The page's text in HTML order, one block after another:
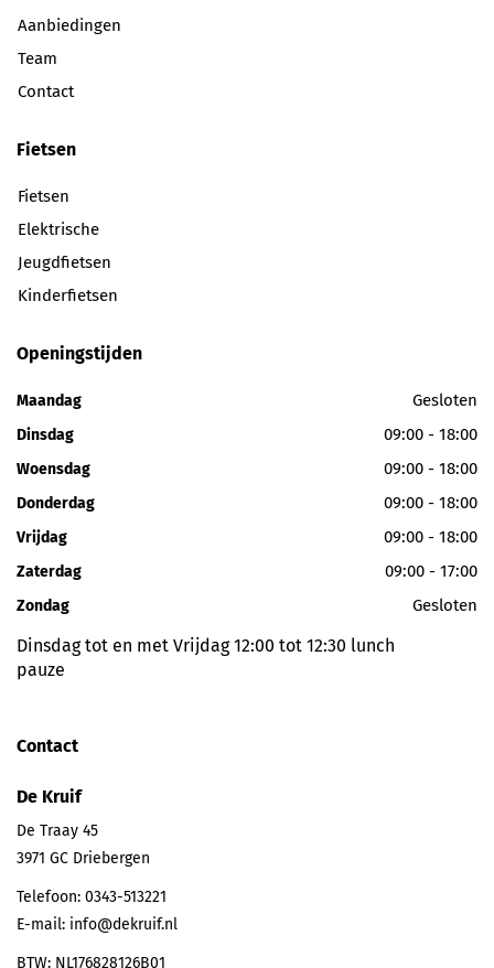
Aanbiedingen
Team
Contact
Fietsen
Fietsen
Elektrische
Jeugdfietsen
Kinderfietsen
Openingstijden
Maandag Gesloten
Dinsdag 09:00 - 18:00
Woensdag 09:00 - 18:00
Donderdag 09:00 - 18:00
Vrijdag 09:00 - 18:00
Zaterdag 09:00 - 17:00
Zondag Gesloten
Dinsdag tot en met Vrijdag 12:00 tot 12:30 lunch
pauze
Contact
De Kruif
De Traay 45
3971 GC Driebergen
Telefoon: 0343-513221
E-mail: info@dekruif.nl
BTW: NL176828126B01